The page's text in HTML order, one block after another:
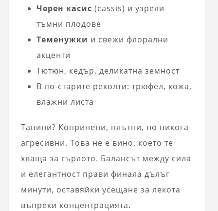
Черен касис (cassis) и узрели
тъмни плодове
Теменужки и свежи флорални
акценти
Тютюн, кедър, деликатна земност
В по-старите реколти: трюфел, кожа,
влажни листа
Танини? Копринени, плътни, но никога
агресивни. Това не е вино, което те
хваща за гърлото. Балансът между сила
и елегантност прави финала дълъг
минути, оставяйки усещане за лекота
въпреки концентрацията.